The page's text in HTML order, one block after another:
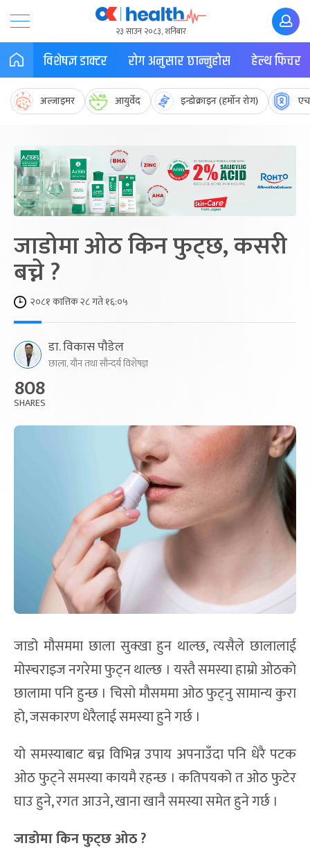
२३ साउन २०८३, शनिबार
विशेषज्ञ डाक्टर रोग अनुसार छान्नुहोस हेल्थ फिचर
अल्जाइमर आयुर्वेद इन्डोक्राइन (हर्मोन रोग)
जाडोमा ओठ किन फुट्छ, कसरी
बच्ने ?
२०८१ कात्तिक २८ गते १६:०५
डा. विकास पौडेल
छाला, यौन तथा सौन्दर्य विशेषज्ञ
808
SHARES
जाडो मौसममा छाला सुक्खा हुन थाल्छ, त्यसैले छालालाई
मोस्चराइज नगरेमा फुट्न थाल्छ । यस्तै समस्या हाम्रो ओठको
छालामा पनि हुन्छ । चिसो मौसममा ओठ फुट्नु सामान्य कुरा
हो, जसकारण धेरैलाई समस्या हुने गर्छ ।
यो समस्याबाट बच्न विभिन्न उपाय अपनाउँदा पनि धेरै पटक
ओठ फुट्ने समस्या कायमै रहन्छ । कतिपयको त ओठ फुटेर
घाउ हुने, रगत आउने, खाना खानै समस्या समेत हुने गर्छ ।
जाडोमा किन फुट्छ ओठ ?